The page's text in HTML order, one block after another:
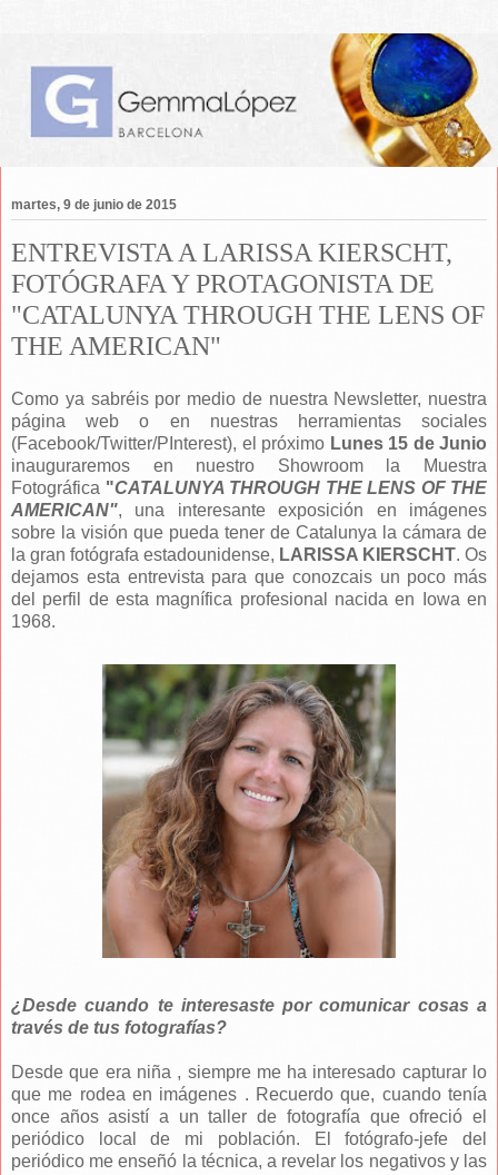
martes, 9 de junio de 2015
ENTREVISTA A LARISSA KIERSCHT,
FOTÓGRAFA Y PROTAGONISTA DE
"CATALUNYA THROUGH THE LENS OF
THE AMERICAN"
Como ya sabréis por medio de nuestra Newsletter, nuestra
página web o en nuestras herramientas sociales
(Facebook/Twitter/PInterest), el próximo Lunes 15 de Junio
inauguraremos en nuestro Showroom la Muestra
Fotográfica "CATALUNYA THROUGH THE LENS OF THE
AMERICAN", una interesante exposición en imágenes
sobre la visión que pueda tener de Catalunya la cámara de
la gran fotógrafa estadounidense, LARISSA KIERSCHT. Os
dejamos esta entrevista para que conozcais un poco más
del perfil de esta magnífica profesional nacida en Iowa en
1968.
¿Desde cuando te interesaste por comunicar cosas a
través de tus fotografías?
Desde que era niña , siempre me ha interesado capturar lo
que me rodea en imágenes . Recuerdo que, cuando tenía
once años asistí a un taller de fotografía que ofreció el
periódico local de mi población. El fotógrafo-jefe del
periódico me enseñó la técnica, a revelar los negativos y las